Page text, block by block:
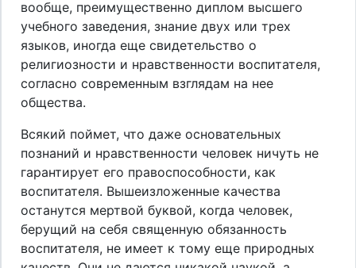
вообще, преимущественно диплом высшего
учебного заведения, знание двух или трех
языков, иногда еще свидетельство о
религиозности и нравственности воспитателя,
согласно современным взглядам на нее
общества.
Всякий поймет, что даже основательных
познаний и нравственности человек ничуть не
гарантирует его правоспособности, как
воспитателя. Вышеизложенные качества
останутся мертвой буквой, когда человек,
берущий на себя священную обязанность
воспитателя, не имеет к тому еще природных